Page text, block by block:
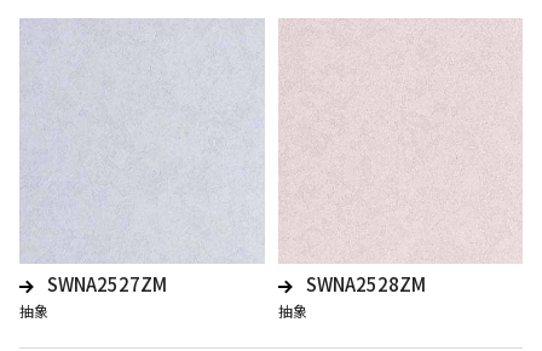
SWNA2527ZM
抽象
SWNA2528ZM
抽象